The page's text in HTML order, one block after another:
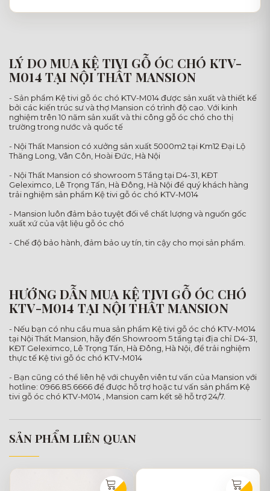
LÝ DO MUA KỆ TIVI GỖ ÓC CHÓ KTV-
M014 TẠI NỘI THẤT MANSION
- Sản phẩm Kệ tivi gỗ óc chó KTV-M014 được sản xuất và thiết kế
bởi các kiến trúc sư và thợ Mansion có trình độ cao. Với kinh
nghiệm trên 10 năm sản xuất và thi công gỗ óc chó cho thị
trường trong nước và quốc tế
- Nội Thất Mansion có xưởng sản xuất 5000m2 tại Km12 Đại Lộ
Thăng Long, Vân Côn, Hoài Đức, Hà Nội
- Nội Thất Mansion có showroom 5 Tầng tại D4-31, KĐT
Geleximco, Lê Trọng Tấn, Hà Đông, Hà Nội để quý khách hàng
trải nghiệm sản phẩm Kệ tivi gỗ óc chó KTV-M014
- Mansion luôn đảm bảo tuyệt đối về chất lượng và nguốn gốc
xuất xứ của vật liệu gỗ óc chó
- Chế độ bảo hành, đảm bảo uy tín, tin cậy cho mọi sản phẩm.
HƯỚNG DẪN MUA KỆ TIVI GỖ ÓC CHÓ
KTV-M014 TẠI NỘI THẤT MANSION
- Nếu bạn có nhu cầu mua sản phẩm Kệ tivi gỗ óc chó KTV-M014
tại Nội Thất Mansion, hãy đến Showroom 5 tầng tại địa chỉ D4-31,
KĐT Geleximco, Lê Trọng Tấn, Hà Đông, Hà Nội, để trải nghiệm
thực tế Kệ tivi gỗ óc chó KTV-M014
- Bạn cũng có thể liên hệ với chuyên viên tư vấn của Mansion với
hotline: 0966.85.6666 để được hỗ trợ hoặc tư vấn sản phẩm Kệ
tivi gỗ óc chó KTV-M014 , Mansion cam kết sẽ hỗ trợ 24/7.
SẢN PHẨM LIÊN QUAN